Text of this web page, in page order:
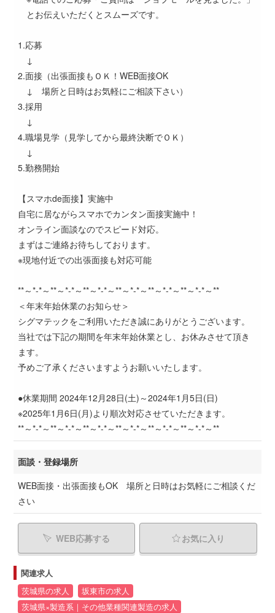
とお伝えいただくとスムーズです。
1.応募
↓
2.面接（出張面接もＯＫ！WEB面接OK
↓ 場所と日時はお気軽にご相談下さい）
3.採用
↓
4.職場見学（見学してから最終決断でＯＫ）
↓
5.勤務開始
【スマホde面接】実施中
自宅に居ながらスマホでカンタン面接実施中！
オンライン面談なのでスピード対応。
まずはご連絡お待ちしております。
※現地付近での出張面接も対応可能
**～*-*～**～*-*～**～*-*～**～*-*～**～*-*～**～*-*～**
＜年末年始休業のお知らせ＞
シグマテックをご利用いただき誠にありがとうございます。
当社では下記の期間を年末年始休業とし、お休みさせて頂き
ます。
予めご了承くださいますようお願いいたします。
●休業期間 2024年12月28日(土)～2024年1月5日(日)
※2025年1月6日(月)より順次対応させていただきます。
**～*-*～**～*-*～**～*-*～**～*-*～**～*-*～**～*-*～**
面談・登録場所
WEB面接・出張面接もOK 場所と日時はお気軽にご相談くだ
さい
WEB応募する お気に入り
関連求人
茨城県の求人
坂東市の求人
茨城県×製造系｜その他業種関連製造の求人